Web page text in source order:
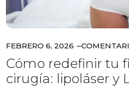
FEBRERO 6, 2026
Cómo redefinir tu
cirugía: lipoláser y